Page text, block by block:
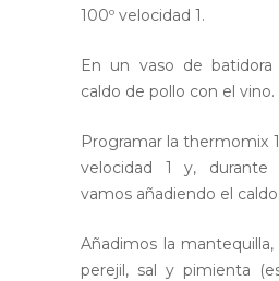
100º velocidad 1.
En un vaso de batidora
caldo de pollo con el vino.
Programar la thermomix
velocidad 1 y, durante
vamos añadiendo el
Añadimos la
perejil, sal y pimienta